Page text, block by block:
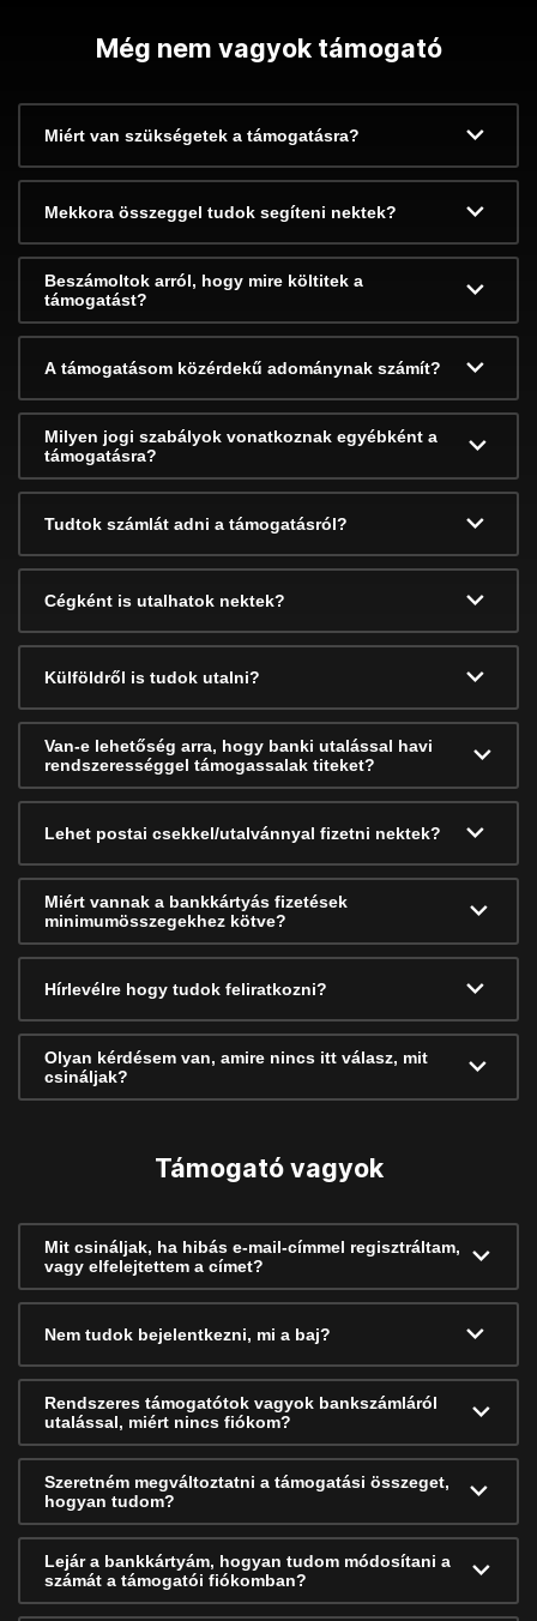
Még nem vagyok támogató
Miért van szükségetek a támogatásra?
Mekkora összeggel tudok segíteni nektek?
Beszámoltok arról, hogy mire költitek a
támogatást?
A támogatásom közérdekű adománynak számít?
Milyen jogi szabályok vonatkoznak egyébként a
támogatásra?
Tudtok számlát adni a támogatásról?
Cégként is utalhatok nektek?
Külföldről is tudok utalni?
Van-e lehetőség arra, hogy banki utalással havi
rendszerességgel támogassalak titeket?
Lehet postai csekkel/utalvánnyal fizetni nektek?
Miért vannak a bankkártyás fizetések
minimumösszegekhez kötve?
Hírlevélre hogy tudok feliratkozni?
Olyan kérdésem van, amire nincs itt válasz, mit
csináljak?
Támogató vagyok
Mit csináljak, ha hibás e-mail-címmel regisztráltam,
vagy elfelejtettem a címet?
Nem tudok bejelentkezni, mi a baj?
Rendszeres támogatótok vagyok bankszámláról
utalással, miért nincs fiókom?
Szeretném megváltoztatni a támogatási összeget,
hogyan tudom?
Lejár a bankkártyám, hogyan tudom módosítani a
számát a támogatói fiókomban?